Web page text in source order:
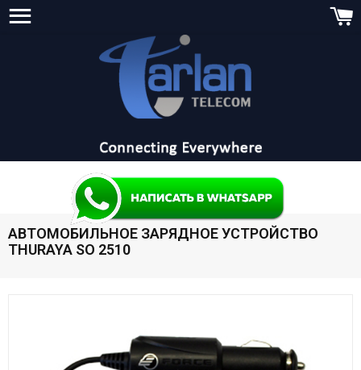
АВТОМОБИЛЬНОЕ ЗАРЯДНОЕ УСТРОЙСТВО
THURAYA SO 2510